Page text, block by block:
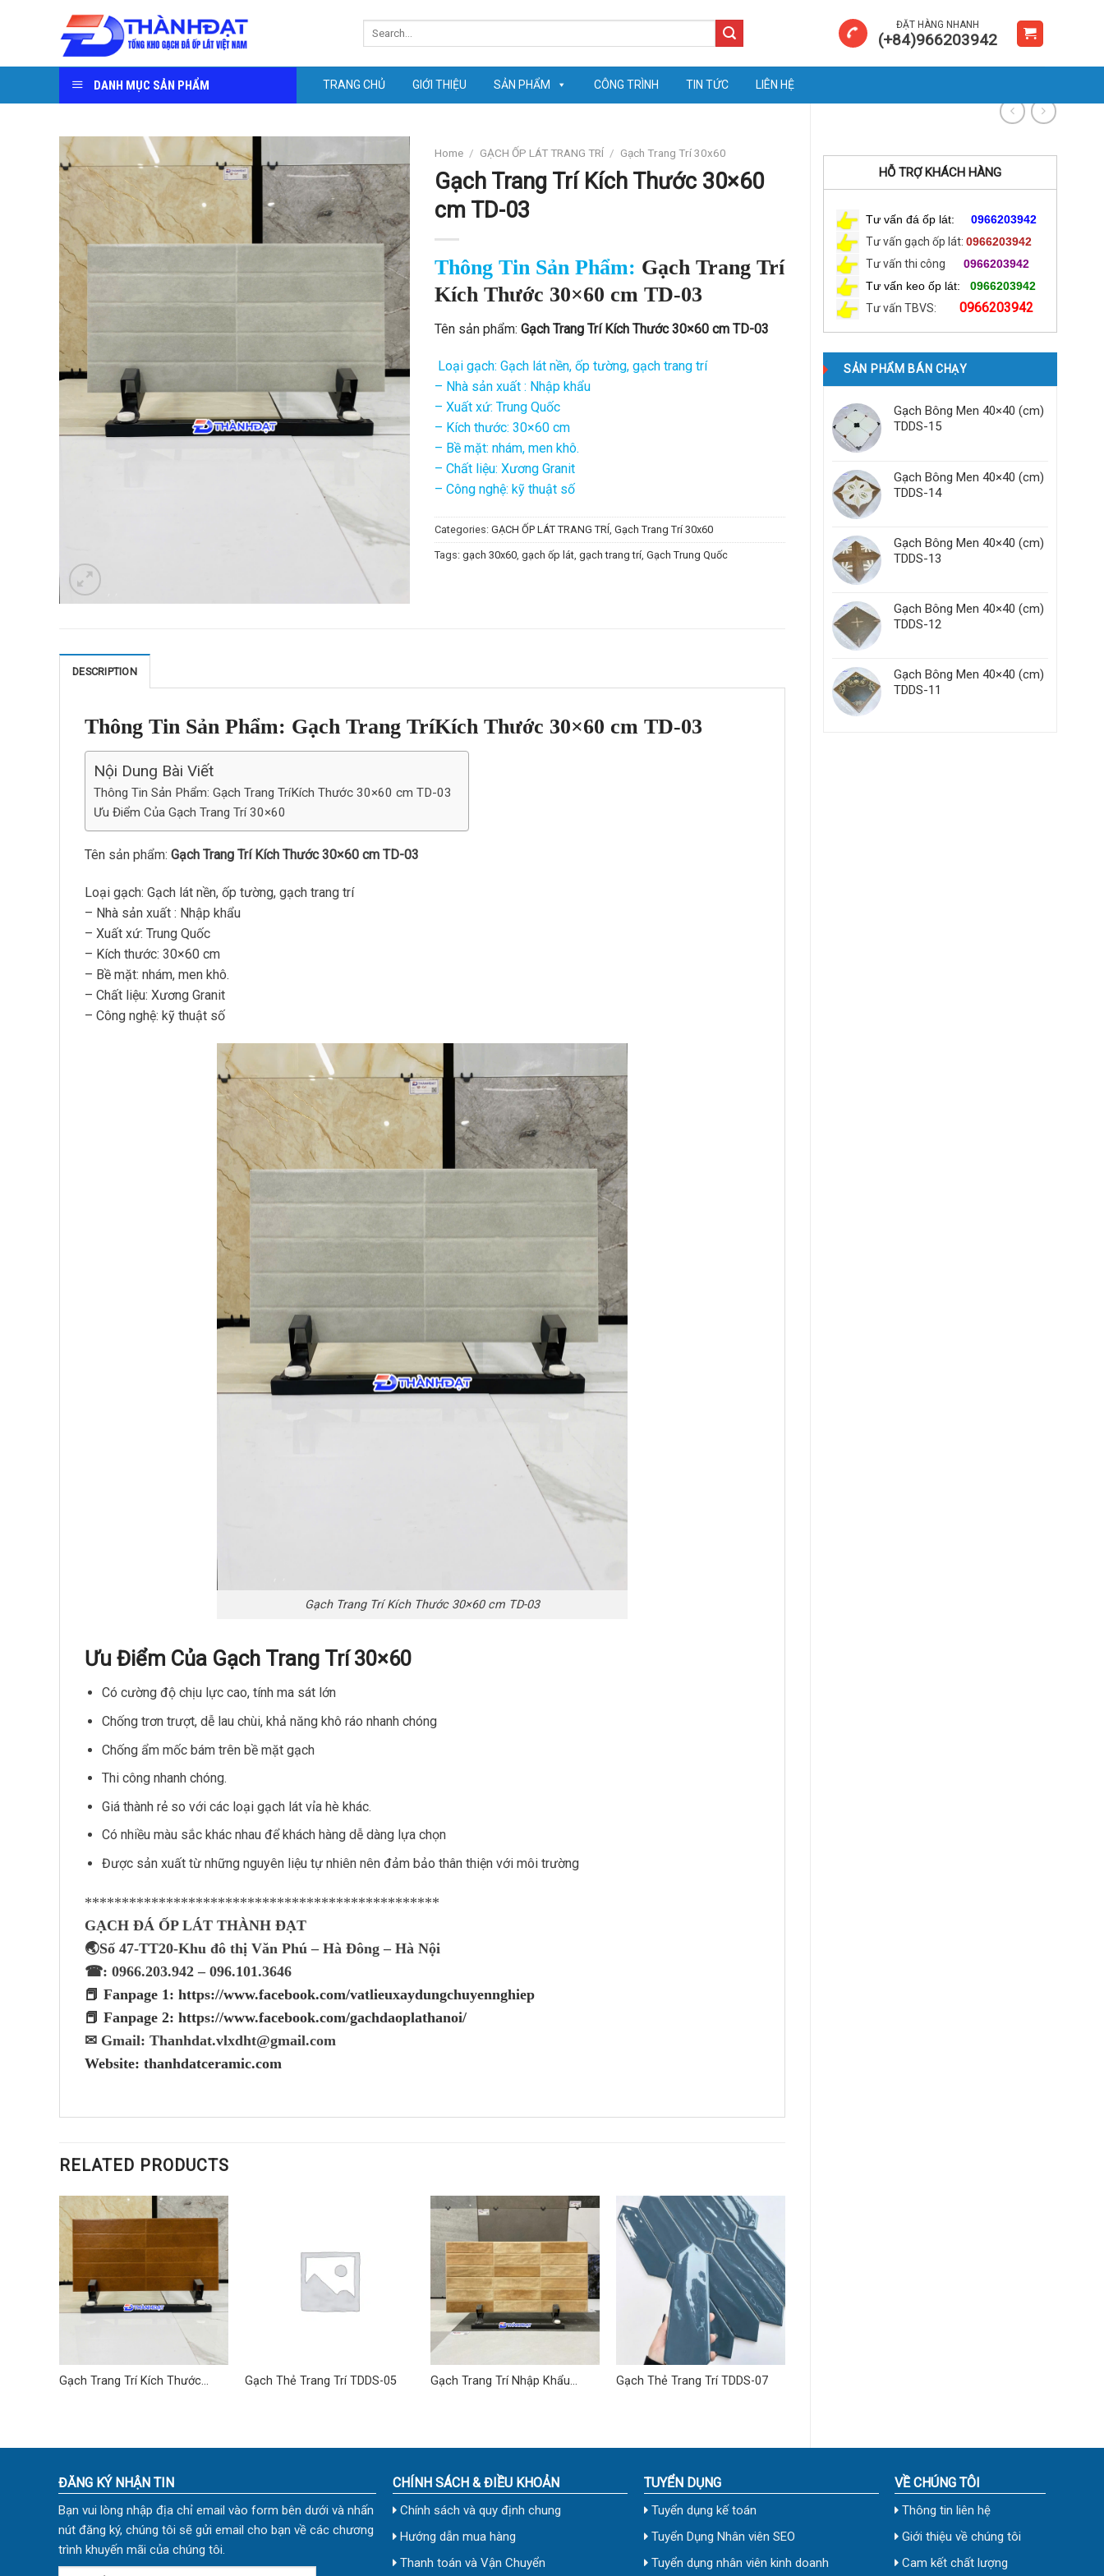
ĐẶT HÀNG NHANH
(+84)966203942
DANH MỤC SẢN PHẨM TRANG CHỦ GIỚI THIỆU SẢN PHẨM CÔNG TRÌNH TIN TỨC LIÊN HỆ
HỖ TRỢ KHÁCH HÀNG
Tư vấn đá ốp lát: 0966203942
Tư vấn gạch ốp lát: 0966203942
Tư vấn thi công
0966203942
Tư vấn keo ốp lát:
0966203942
Tư vấn TBVS:
0966203942
SẢN PHẨM BÁN CHẠY
Gạch Bông Men 40×40 (cm)
TDDS-15
Gạch Bông Men 40×40 (cm)
TDDS-14
Gạch Bông Men 40×40 (cm)
TDDS-13
Gạch Bông Men 40×40 (cm)
TDDS-12
Gạch Bông Men 40×40 (cm)
TDDS-11
Home / GẠCH ỐP LÁT TRANG TRÍ / Gạch Trang Trí 30x60
Gạch Trang Trí Kích Thước 30×60
cm TD-03
Thông Tin Sản Phẩm: Gạch Trang Trí
Kích Thước 30×60 cm TD-03
Tên sản phẩm: Gạch Trang Trí Kích Thước 30×60 cm TD-03
Loại gạch: Gạch lát nền, ốp tường, gạch trang trí
– Nhà sản xuất : Nhập khẩu
– Xuất xứ: Trung Quốc
– Kích thước: 30×60 cm
– Bề mặt: nhám, men khô.
– Chất liệu: Xương Granit
– Công nghệ: kỹ thuật số
Categories: GẠCH ỐP LÁT TRANG TRÍ, Gạch Trang Trí 30x60
Tags: gạch 30x60, gạch ốp lát, gạch trang trí, Gạch Trung Quốc
DESCRIPTION
Thông Tin Sản Phẩm: Gạch Trang TríKích Thước 30×60 cm TD-03
Nội Dung Bài Viết
Thông Tin Sản Phẩm: Gạch Trang TríKích Thước 30×60 cm TD-03
Ưu Điểm Của Gạch Trang Trí 30×60
Tên sản phẩm: Gạch Trang Trí Kích Thước 30×60 cm TD-03
Loại gạch: Gạch lát nền, ốp tường, gạch trang trí
– Nhà sản xuất : Nhập khẩu
– Xuất xứ: Trung Quốc
– Kích thước: 30×60 cm
– Bề mặt: nhám, men khô.
– Chất liệu: Xương Granit
– Công nghệ: kỹ thuật số
Gạch Trang Trí Kích Thước 30×60 cm TD-03
Ưu Điểm Của Gạch Trang Trí 30×60
Có cường độ chịu lực cao, tính ma sát lớn
Chống trơn trượt, dễ lau chùi, khả năng khô ráo nhanh chóng
Chống ẩm mốc bám trên bề mặt gạch
Thi công nhanh chóng.
Giá thành rẻ so với các loại gạch lát vỉa hè khác.
Có nhiều màu sắc khác nhau để khách hàng dễ dàng lựa chọn
Được sản xuất từ những nguyên liệu tự nhiên nên đảm bảo thân thiện với môi trường
************************************************
GẠCH ĐÁ ỐP LÁT THÀNH ĐẠT
🌏Số 47-TT20-Khu đô thị Văn Phú – Hà Đông – Hà Nội
☎: 0966.203.942 – 096.101.3646
📕 Fanpage 1: https://www.facebook.com/vatlieuxaydungchuyennghiep
📕 Fanpage 2: https://www.facebook.com/gachdaoplathanoi/
✉ Gmail: Thanhdat.vlxdht@gmail.com
Website: thanhdatceramic.com
RELATED PRODUCTS
Gạch Trang Trí Kích Thước
Gạch Thẻ Trang Trí TDDS-05
Gạch Trang Trí Nhập Khẩu
Gạch Thẻ Trang Trí TDDS-07
ĐĂNG KÝ NHẬN TIN
Bạn vui lòng nhập địa chỉ email vào form bên dưới và nhấn
nút đăng ký, chúng tôi sẽ gửi email cho bạn về các chương
trình khuyến mãi của chúng tôi.
CHÍNH SÁCH & ĐIỀU KHOẢN
Chính sách và quy định chung
Hướng dẫn mua hàng
Thanh toán và Vận Chuyển
TUYỂN DỤNG
Tuyển dụng kế toán
Tuyển Dụng Nhân viên SEO
Tuyển dụng nhân viên kinh doanh
VỀ CHÚNG TÔI
Thông tin liên hệ
Giới thiệu về chúng tôi
Cam kết chất lượng